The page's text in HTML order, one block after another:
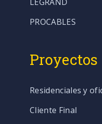
LEGRAND
PROCABLES
Proyectos
Residenciales y
Cliente Final